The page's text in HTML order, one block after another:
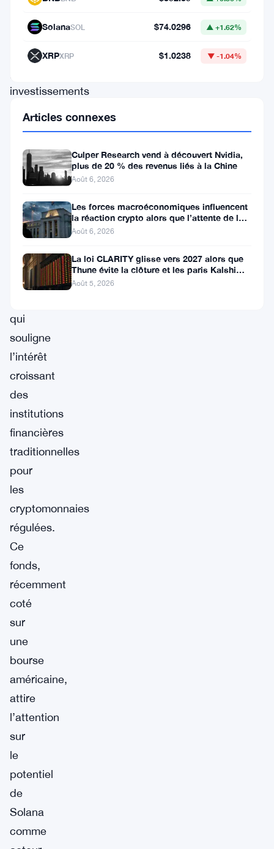
révélé
investissements
ETF
(Exchange
Traded
Fund)
centré
Solana,
qui
souligne
l’intérêt
croissant
des
institutions
financières
traditionnelles
pour
les
cryptomonnaies
régulées.
Ce
fonds,
récemment
coté
sur
une
bourse
américaine,
attire
l’attention
sur
le
potentiel
de
Solana
comme
SolanaSOL $74.0296 ▲ +1.62%
XRPXRP $1.0238 ▼ -1.04%
Articles connexes
Culper Research vend à découvert Nvidia,
plus de 20 % des revenus liés à la Chine
Août 6, 2026
Les forces macroéconomiques influencent
la réaction crypto alors que l’attente de la
Fed se poursuit
Août 6, 2026
La loi CLARITY glisse vers 2027 alors que
Thune évite la clôture et les paris Kalshi
évoluent
Août 5, 2026